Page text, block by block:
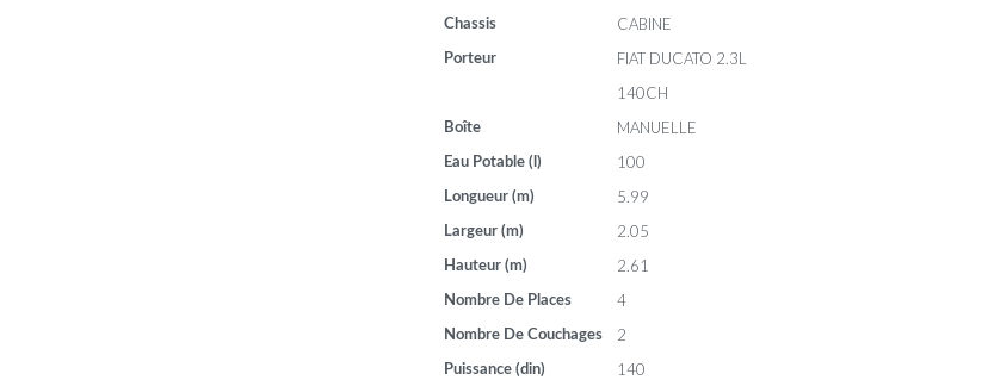
Chassis CABINE
Porteur
FIAT DUCATO 2.3L
140CH
Boîte MANUELLE
Eau Potable (l) 100
Longueur (m) 5.99
Largeur (m) 2.05
Hauteur (m) 2.61
Nombre De Places 4
Nombre De Couchages 2
Puissance (din) 140